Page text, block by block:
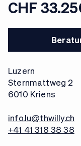
CHF
Luzern
Sternmattweg 2
6010 Kriens
info.lu@thwilly.ch
+41 41 318 38 38